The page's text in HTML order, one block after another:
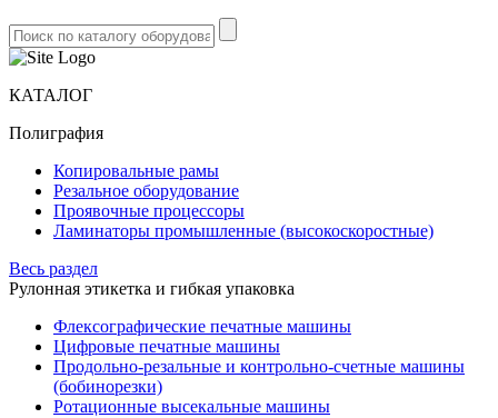
КАТАЛОГ
Полиграфия
Копировальные рамы
Резальное оборудование
Проявочные процессоры
Ламинаторы промышленные (высокоскоростные)
Весь раздел
Рулонная этикетка и гибкая упаковка
Флексографические печатные машины
Цифровые печатные машины
Продольно-резальные и контрольно-счетные машины
(бобинорезки)
Ротационные высекальные машины